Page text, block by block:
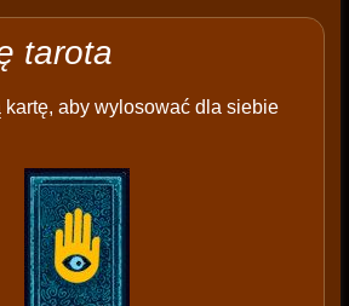
tarota
aby wylosować dla siebie